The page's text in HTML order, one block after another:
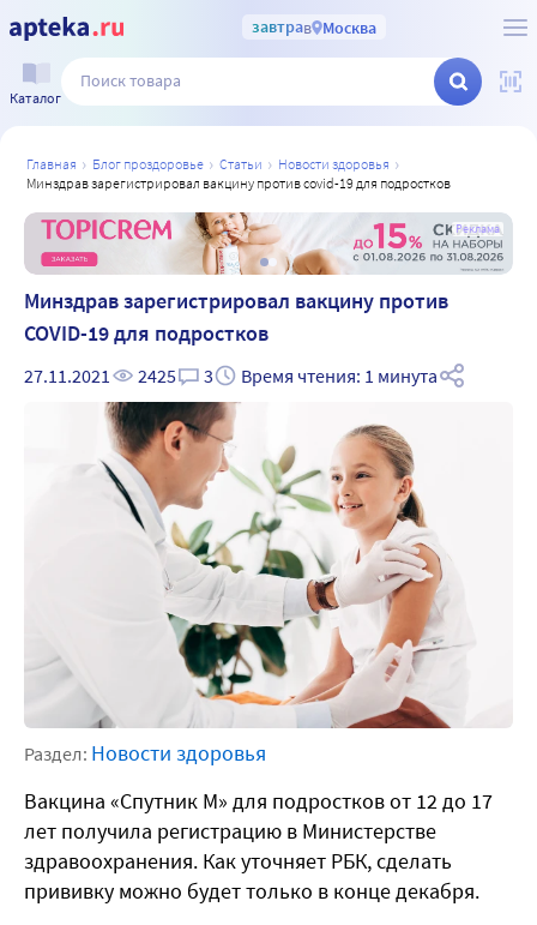
завтрав Москва
Каталог
главная блог проздоровье статьи
новости здоровья
минздрав зарегистрировал вакцину против covid-19 для подростков
Реклама
Минздрав зарегистрировал вакцину против
COVID-19 для подростков
27.11.2021 2425 3 Время чтения: 1 минута
Раздел: Новости здоровья
Вакцина «Спутник М» для подростков от 12 до 17
лет получила регистрацию в Министерстве
здравоохранения. Как уточняет РБК, сделать
прививку можно будет только в конце декабря.